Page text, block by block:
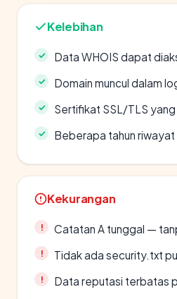
Kelebihan
Data WHOIS dapat
Domain muncul dalam
Sertifikat SSL/TLS yang
Beberapa tahun
Kekurangan
Catatan A tunggal —
Tidak ada security.txt
Data reputasi terbatas